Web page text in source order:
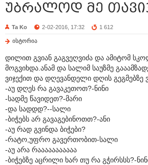
უბრალოდ მე
Ta Ko 2-02-2016, 17:32 1 612
ისტორია
დილით გვიან გაგვეღვიძა და ამიტომ
მოგვიხდა.ანამ და სალიმ საუზმე
ვიჯექით და დღევანდელი დღის გეგმებზე
-აუ დღეს რა გავაკეთოთ?-ნინი
-სადმე წავიდეთ?-მარი
-და სადდდ?--სალი
-ბიჭებს არ გავაგებინოთთ?-ანი
-აუ რად გვინდა ბიჭები?
-რატო,უფრო გავერთობით-სალი
-აუ არა რააააააააააა
-ბიჭებზე აცრილი ხარ თუ რა გჭირსსს?-